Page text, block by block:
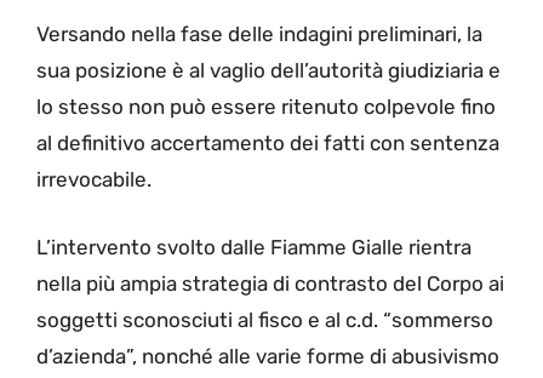
Versando nella fase delle indagini preliminari, la
sua posizione è al vaglio dell’autorità giudiziaria e
lo stesso non può essere ritenuto colpevole fino
al definitivo accertamento dei fatti con sentenza
irrevocabile.
L’intervento svolto dalle Fiamme Gialle rientra
nella più ampia strategia di contrasto del Corpo ai
soggetti sconosciuti al fisco e al c.d. “sommerso
d’azienda”, nonché alle varie forme di abusivismo